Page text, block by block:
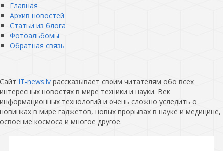
Главная
Архив новостей
Статьи из блога
Фотоальбомы
Обратная связь
Сайт IT-news.lv рассказывает своим читателям обо всех
интересных новостях в мире техники и науки. Век
информационных технологий и очень сложно уследить о
новинках в мире гаджетов, новых прорывах в науке и медицине,
освоение космоса и многое другое.